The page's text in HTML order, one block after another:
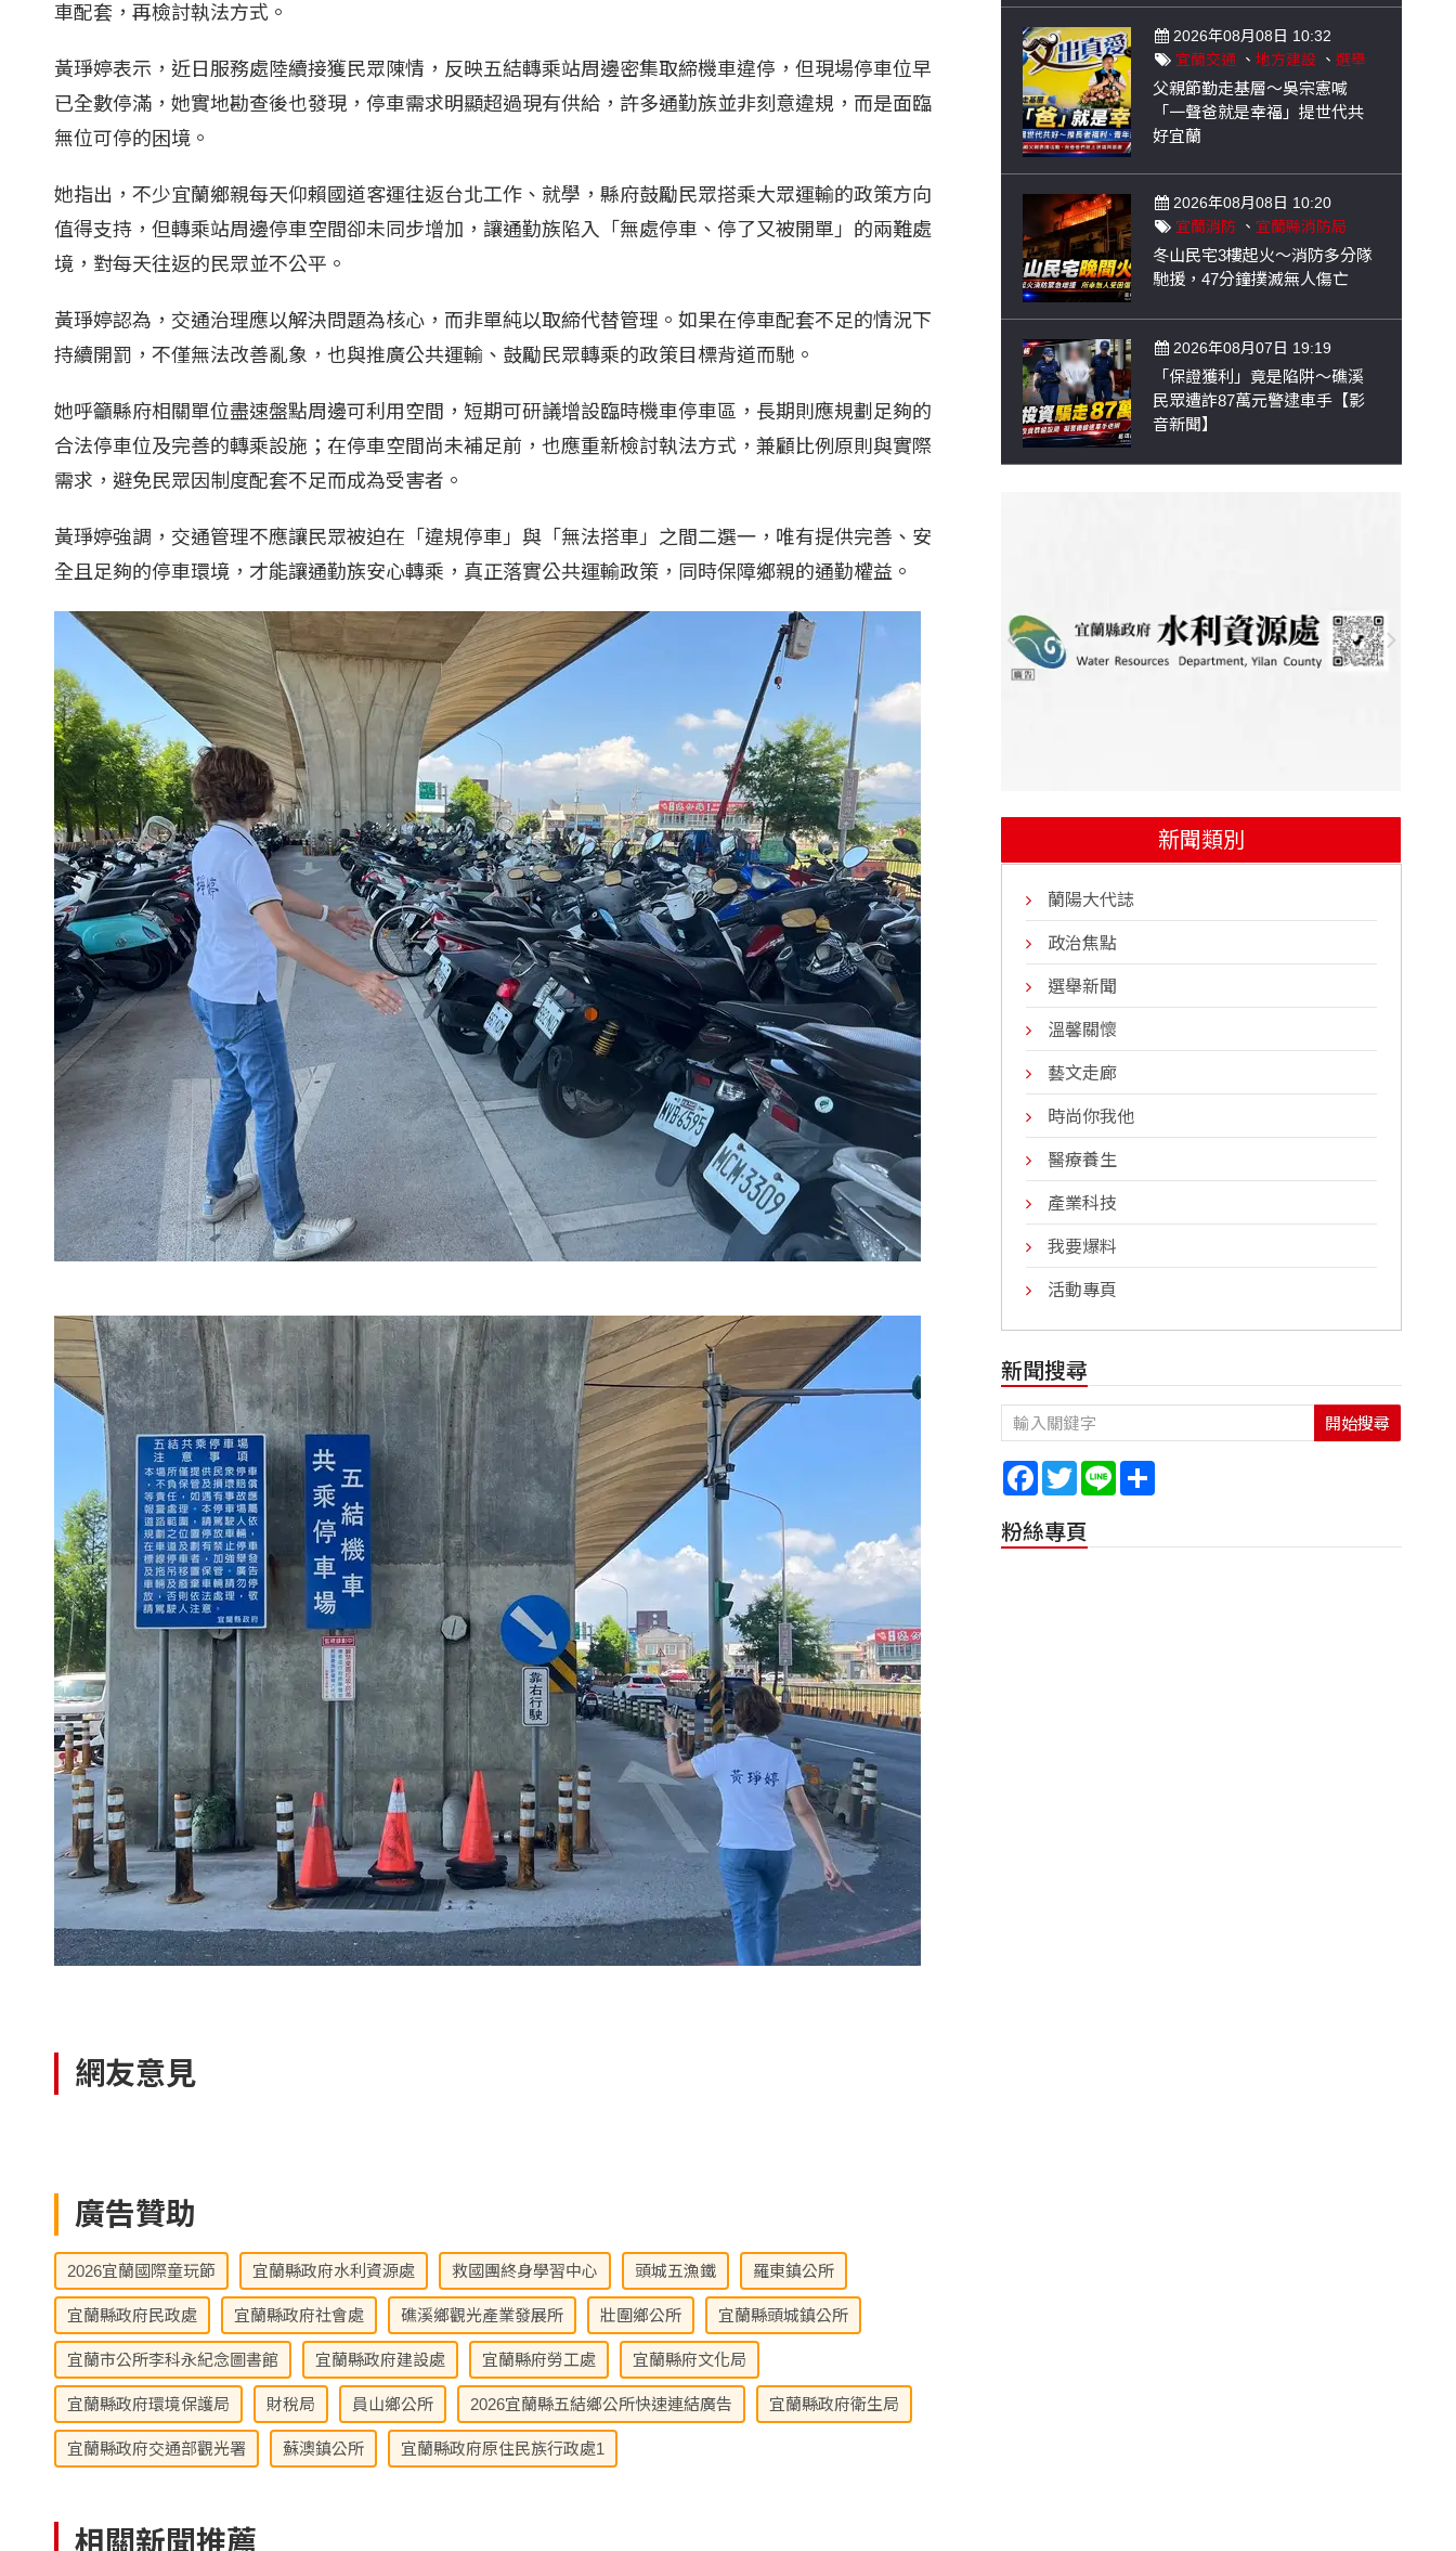
車配套，再檢討執法方式。
黃琤婷表示，近日服務處陸續接獲民眾陳情，反映五結轉乘站周邊密集取締機車違停，但現場停車位早
已全數停滿，她實地勘查後也發現，停車需求明顯超過現有供給，許多通勤族並非刻意違規，而是面臨
無位可停的困境。
她指出，不少宜蘭鄉親每天仰賴國道客運往返台北工作、就學，縣府鼓勵民眾搭乘大眾運輸的政策方向
值得支持，但轉乘站周邊停車空間卻未同步增加，讓通勤族陷入「無處停車、停了又被開單」的兩難處
境，對每天往返的民眾並不公平。
黃琤婷認為，交通治理應以解決問題為核心，而非單純以取締代替管理。如果在停車配套不足的情況下
持續開罰，不僅無法改善亂象，也與推廣公共運輸、鼓勵民眾轉乘的政策目標背道而馳。
她呼籲縣府相關單位盡速盤點周邊可利用空間，短期可研議增設臨時機車停車區，長期則應規劃足夠的
合法停車位及完善的轉乘設施；在停車空間尚未補足前，也應重新檢討執法方式，兼顧比例原則與實際
需求，避免民眾因制度配套不足而成為受害者。
黃琤婷強調，交通管理不應讓民眾被迫在「違規停車」與「無法搭車」之間二選一，唯有提供完善、安
全且足夠的停車環境，才能讓通勤族安心轉乘，真正落實公共運輸政策，同時保障鄉親的通勤權益。
網友意見
廣告贊助
2026宜蘭國際童玩節 宜蘭縣政府水利資源處 救國團終身學習中心 頭城五漁鐵 羅東鎮公所
宜蘭縣政府民政處 宜蘭縣政府社會處 礁溪鄉觀光產業發展所 壯圍鄉公所 宜蘭縣頭城鎮公所
宜蘭市公所李科永紀念圖書館 宜蘭縣政府建設處 宜蘭縣府勞工處 宜蘭縣府文化局
宜蘭縣政府環境保護局 財稅局 員山鄉公所 2026宜蘭縣五結鄉公所快速連結廣告 宜蘭縣政府衛生局
宜蘭縣政府交通部觀光署 蘇澳鎮公所 宜蘭縣政府原住民族行政處1
相關新聞推薦
2026年08月08日 10:32
宜蘭交通 、地方建設 、選舉
父親節勤走基層～吳宗憲喊
「一聲爸就是幸福」提世代共
好宜蘭
2026年08月08日 10:20
宜蘭消防 、 宜蘭縣消防局
冬山民宅3樓起火～消防多分隊
馳援，47分鐘撲滅無人傷亡
2026年08月07日 19:19
「保證獲利」竟是陷阱～礁溪
民眾遭詐87萬元警逮車手【影
音新聞】
新聞類別
蘭陽大代誌
政治焦點
選舉新聞
溫馨關懷
藝文走廊
時尚你我他
醫療養生
產業科技
我要爆料
活動專頁
新聞搜尋
開始搜尋
Facebook
TwitterLine
粉絲專頁